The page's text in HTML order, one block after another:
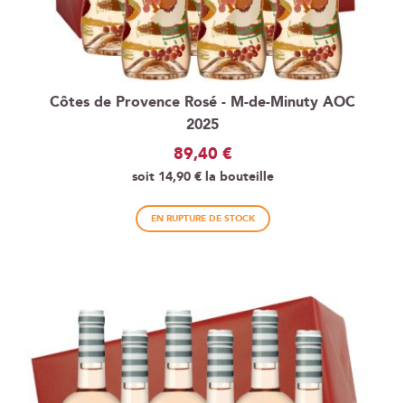
Côtes de Provence Rosé - M-de-Minuty AOC
2025
89,40 €
soit 14,90 €la bouteille
EN RUPTURE DE STOCK